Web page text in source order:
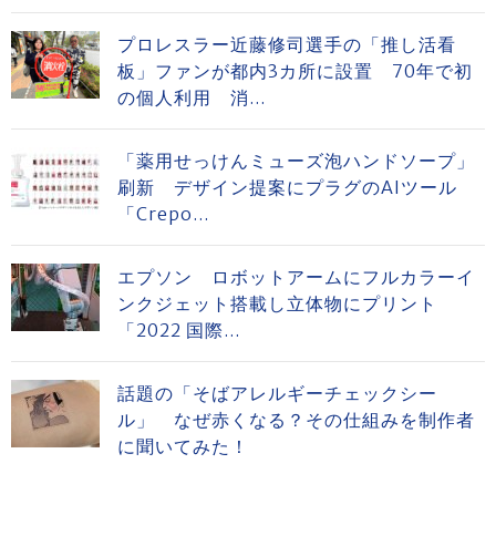
プロレスラー近藤修司選手の「推し活看
板」ファンが都内3カ所に設置 70年で初
の個人利用 消...
「薬用せっけんミューズ泡ハンドソープ」
刷新 デザイン提案にプラグのAIツール
「Crepo...
エプソン ロボットアームにフルカラーイ
ンクジェット搭載し立体物にプリント
「2022 国際...
話題の「そばアレルギーチェックシー
ル」 なぜ赤くなる？その仕組みを制作者
に聞いてみた！